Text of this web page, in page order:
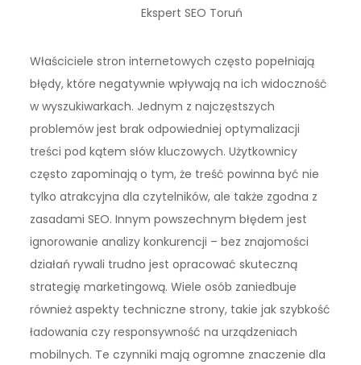
Ekspert SEO Toruń
Właściciele stron internetowych często popełniają
błędy, które negatywnie wpływają na ich widoczność
w wyszukiwarkach. Jednym z najczęstszych
problemów jest brak odpowiedniej optymalizacji
treści pod kątem słów kluczowych. Użytkownicy
często zapominają o tym, że treść powinna być nie
tylko atrakcyjna dla czytelników, ale także zgodna z
zasadami SEO. Innym powszechnym błędem jest
ignorowanie analizy konkurencji – bez znajomości
działań rywali trudno jest opracować skuteczną
strategię marketingową. Wiele osób zaniedbuje
również aspekty techniczne strony, takie jak szybkość
ładowania czy responsywność na urządzeniach
mobilnych. Te czynniki mają ogromne znaczenie dla